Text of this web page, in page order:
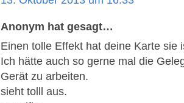
Anonym hat gesagt…
Einen tolle Effekt hat deine Karte sie
Ich hätte auch so gerne mal die
Gerät zu arbeiten.
sieht tolll aus.